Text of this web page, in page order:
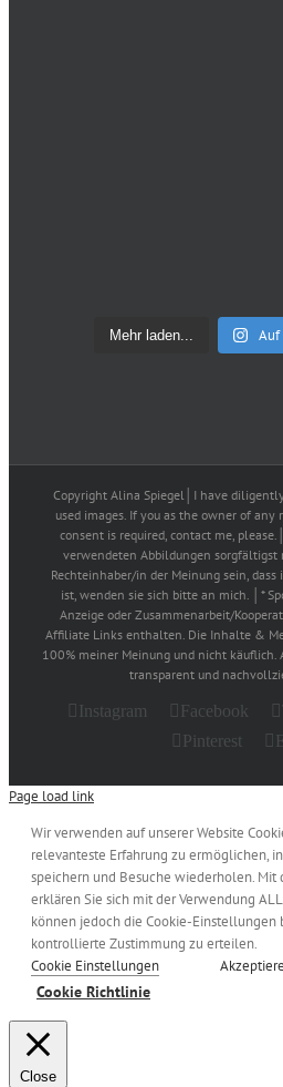
Mehr laden... Auf
Copyright Alina Spiegel│I have
used images. If you as the owner of
consent is required, contact me,
verwendeten Abbildungen sorgfältigst
Rechteinhaber/in der Meinung sein,
ist, wenden sie sich bitte an mich. │*
Anzeige oder Zusammenarbeit/
Affiliate Links enthalten. Die Inhalte &
100% meiner Meinung und nicht käuflich.
transparent und
Instagram Facebook
Pinterest
Page load link
Wir verwenden auf unserer Website
relevanteste Erfahrung zu ermöglichen,
speichern und Besuche wiederholen. Mit
erklären Sie sich mit der Verwendung
können jedoch die Cookie-Einstellungen
kontrollierte Zustimmung zu erteilen.
Cookie Einstellungen
Cookie Richtlinie
Close